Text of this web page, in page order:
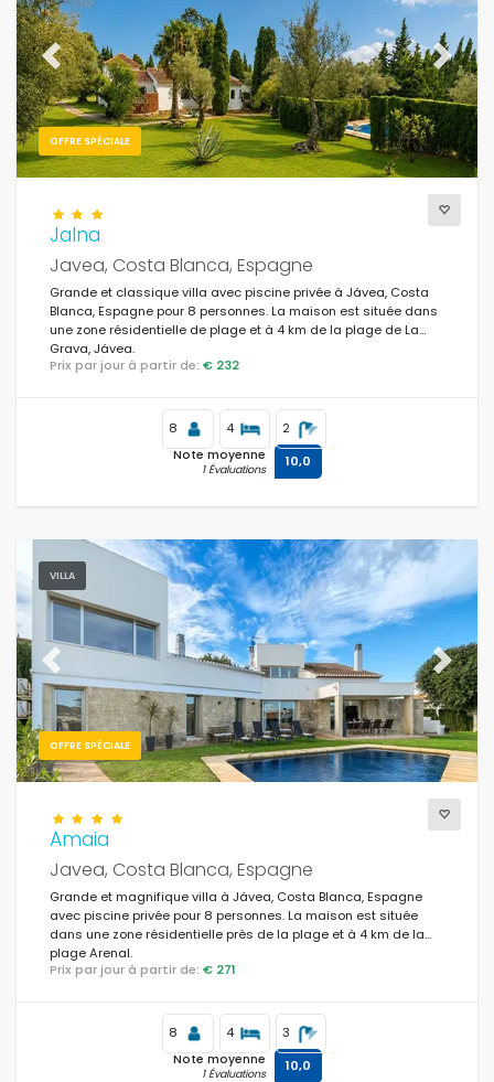
OFFRE SPÉCIALE
Previous Next
Jalna
Javea, Costa Blanca, Espagne
Grande et classique villa avec piscine privée à Jávea, Costa
Blanca, Espagne pour 8 personnes. La maison est située dans
une zone résidentielle de plage et à 4 km de la plage de La
Grava, Jávea.
Prix par jour à partir de: € 232
8 4 2
Note moyenne
1 Évaluations 10,0
VILLA
OFFRE SPÉCIALE
Previous Next
Amaia
Javea, Costa Blanca, Espagne
Grande et magnifique villa à Jávea, Costa Blanca, Espagne
avec piscine privée pour 8 personnes. La maison est située
dans une zone résidentielle près de la plage et à 4 km de la
plage Arenal.
Prix par jour à partir de: € 271
8 4 3
Note moyenne
1 Évaluations 10,0